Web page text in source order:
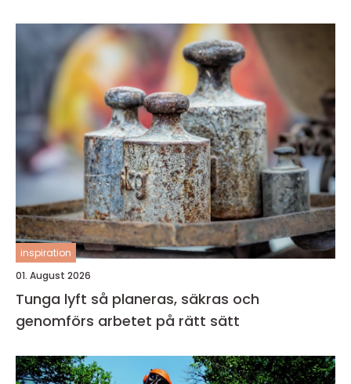
inspiration
01. August 2026
Tunga lyft så planeras, säkras och
genomförs arbetet på rätt sätt